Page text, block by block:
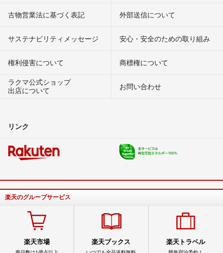
古物営業法に基づく表記 外部送信について
サステナビリティメッセージ 安心・安全のための取り組み
権利侵害について
商標権について
ラクマ公式ショップ
出店について
お問い合わせ
リンク
楽天のグループサービス
楽天市場 楽天ブックス 楽天トラベル